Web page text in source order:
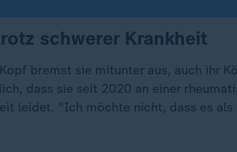
schwerer Krankheit
bremst sie mitunter aus, auch ihr
dass sie seit 2020 an einer
leidet. "Ich möchte nicht, dass es als